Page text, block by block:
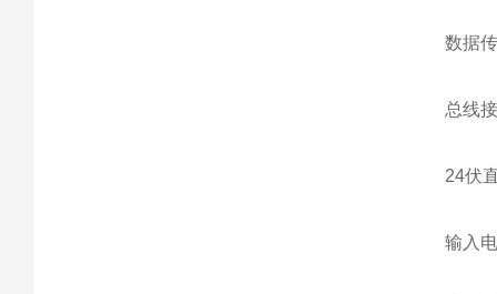
数据
总线
24伏
输入